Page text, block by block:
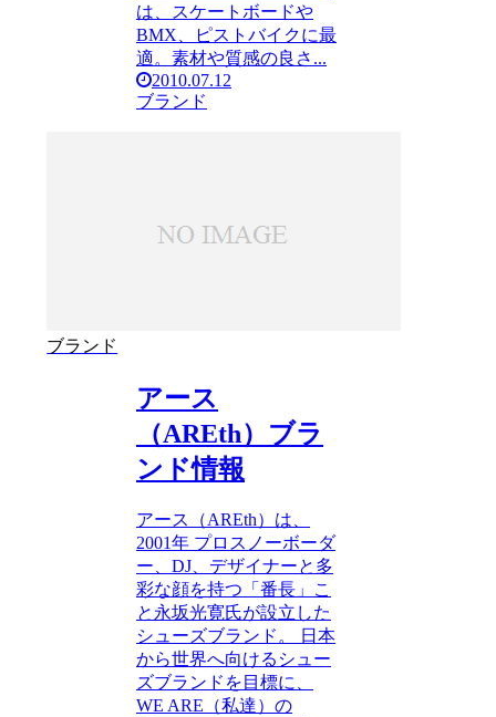
は、スケートボードや
BMX、ピストバイクに最
適。素材や質感の良さ...
2010.07.12
ブランド
ブランド
アース
（AREth）ブラ
ンド情報
アース（AREth）は、
2001年 プロスノーボーダ
ー、DJ、デザイナーと多
彩な顔を持つ「番長」こ
と永坂光寛氏が設立した
シューズブランド。 日本
から世界へ向けるシュー
ズブランドを目標に、
WE ARE（私達）の